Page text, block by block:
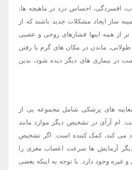
افسردگی، احساس درد در ماهیچه ها،
ساز ایجاد مشکلات جدید باشند که از
از همه اینها فشارهای روحی و عصبی
ماندن در مکان های گرم یا رفتن
در بیماری های دیگر دیده شود، بدین
های پزشکی شامل مجموعه یی از
آرآی در تشخیص دیگر موارد مانند
می کند، کمک کننده است. اگر تشخیص
دیگر آزمایش ها سرعت اعصاب مغزی را
وجود دارد. با توجه به اینکه بعضی